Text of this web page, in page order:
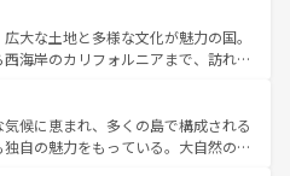
ス観光だけでなく町歩きも満喫する
所得が高いため物価も高いが、旅行
のサービスもあり、うまく活用すれ
大な土地と多様な文化が魅力の国。
海岸のカリフォルニアまで、訪れる
観光、ショッピング、エンターテイ
激的なスポットだ。一方、アメリカ
り、グランドキャニオンやイエロー
候に恵まれ、多くの島で構成される
自の魅力をもっている。大自然の神